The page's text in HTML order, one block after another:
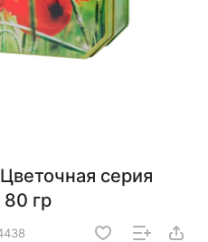
серия
гр